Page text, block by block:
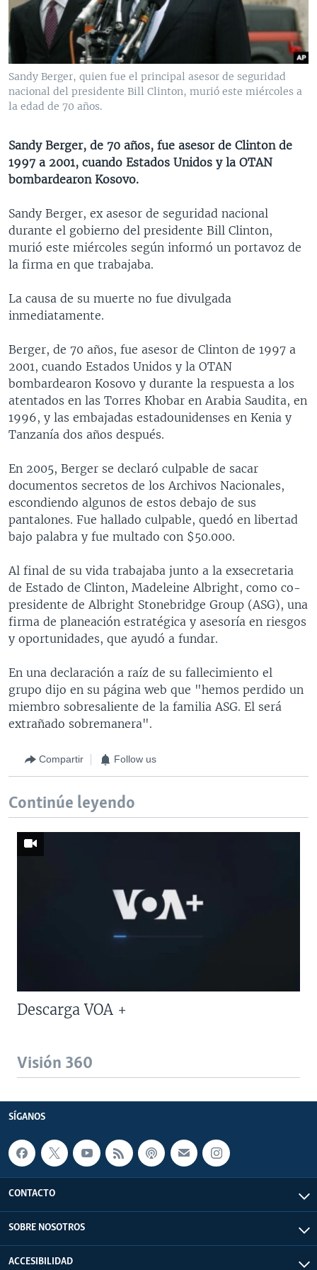
VENEZUELA
BRASIL
NICARAGUA
ECONOMÍA
ENTRETENIMIENTO Y CULTURA
TECNOLOGÍA
DEPORTES
CIENCIA Y SALUD
MULTIMEDIA
VIDEOS
FOTOGRAFÍA
AUDIOS
PROGRAMAS TV
EL MUNDO AL DÍA
FORO INTERAMERICANO
VISIÓN 360
LAS CLAVES
PANORAMA
RADIO
AVANCE INFORMATIVO
AUDIONOTICIAS
BUENOS DÍAS AMÉRICA
ESTADOS UNIDOS AL DÍA
FORO [RADIO]
DEPORTIVO INTERNACIONAL
NOTA ECONÓMICA
ENTRETENIMIENTO
DIRECT
DOCUMENTALES DE LA VOA
Learning English
Idiomas
Sandy Berger, quien fue el principal asesor de seguridad
nacional del presidente Bill Clinton, murió este miércoles a
la edad de 70 años.
Sandy Berger, de 70 años, fue asesor de Clinton de
1997 a 2001, cuando Estados Unidos y la OTAN
bombardearon Kosovo.
Sandy Berger, ex asesor de seguridad nacional
durante el gobierno del presidente Bill Clinton,
murió este miércoles según informó un portavoz de
la firma en que trabajaba.
La causa de su muerte no fue divulgada
inmediatamente.
Berger, de 70 años, fue asesor de Clinton de 1997 a
2001, cuando Estados Unidos y la OTAN
bombardearon Kosovo y durante la respuesta a los
atentados en las Torres Khobar en Arabia Saudita, en
1996, y las embajadas estadounidenses en Kenia y
Tanzanía dos años después.
En 2005, Berger se declaró culpable de sacar
documentos secretos de los Archivos Nacionales,
escondiendo algunos de estos debajo de sus
pantalones. Fue hallado culpable, quedó en libertad
bajo palabra y fue multado con $50.000.
Al final de su vida trabajaba junto a la exsecretaria
de Estado de Clinton, Madeleine Albright, como co-
presidente de Albright Stonebridge Group (ASG), una
firma de planeación estratégica y asesoría en riesgos
y oportunidades, que ayudó a fundar.
En una declaración a raíz de su fallecimiento el
grupo dijo en su página web que "hemos perdido un
miembro sobresaliente de la familia ASG. El será
extrañado sobremanera".
Compartir Follow us
Continúe leyendo
Descarga VOA +
Visión 360
SÍGANOS
CONTACTO
SOBRE NOSOTROS
ACCESIBILIDAD